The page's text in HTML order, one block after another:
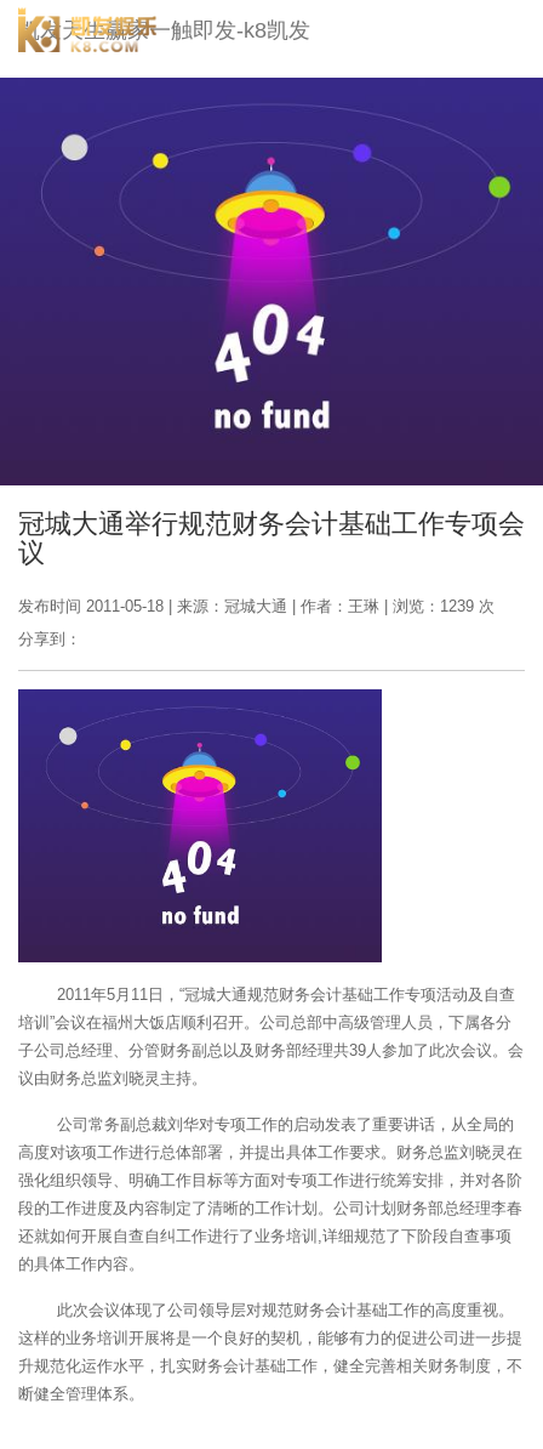
冠城大通-凯发天生赢家一触即发
凯发天生赢家一触即发-k8凯发
冠城大通举行规范财务会计基础工作专项会
议
发布时间 2011-05-18 来源：冠城大通 作者：王琳
浏览：1239 次
分享到：
2011年5月11日，“冠城大通规范财务会计基础工作专项活动及自查
培训”会议在福州大饭店顺利召开。公司总部中高级管理人员，下属各分
子公司总经理、分管财务副总以及财务部经理共39人参加了此次会议。会
议由财务总监刘晓灵主持。
公司常务副总裁刘华对专项工作的启动发表了重要讲话，从全局的
高度对该项工作进行总体部署，并提出具体工作要求。财务总监刘晓灵在
强化组织领导、明确工作目标等方面对专项工作进行统筹安排，并对各阶
段的工作进度及内容制定了清晰的工作计划。公司计划财务部总经理李春
还就如何开展自查自纠工作进行了业务培训,详细规范了下阶段自查事项
的具体工作内容。
此次会议体现了公司领导层对规范财务会计基础工作的高度重视。
这样的业务培训开展将是一个良好的契机，能够有力的促进公司进一步提
升规范化运作水平，扎实财务会计基础工作，健全完善相关财务制度，不
断健全管理体系。